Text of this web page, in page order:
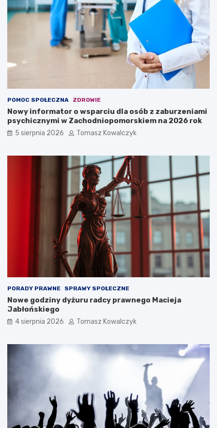
POMOC SPOŁECZNA ZDROWIE
Nowy informator o wsparciu dla osób z zaburzeniami
psychicznymi w Zachodniopomorskiem na 2026 rok
5 sierpnia 2026 Tomasz Kowalczyk
PORADY PRAWNE SPRAWY SPOŁECZNE
Nowe godziny dyżuru radcy prawnego Macieja
Jabłońskiego
4 sierpnia 2026 Tomasz Kowalczyk